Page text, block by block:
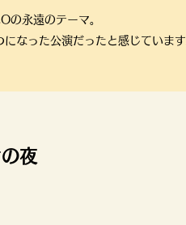
永遠のテーマ。
なった公演だったと感じています
夜